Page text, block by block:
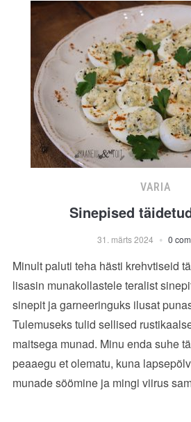
VARIA
Sinepised
31. märts 2024 0
Minult paluti teha hästi krehvtiseid
lisasin munakollastele teralist
sinepit ja garneeringuks ilusat
Tulemuseks tulid sellised
maitsega munad. Minu enda suhe
peaaegu et olematu, kuna
munade söömine ja mingi viirus